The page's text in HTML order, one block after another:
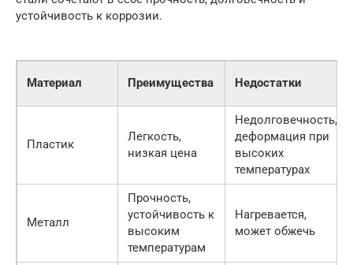
устойчивость к коррозии.
Материал Преимущества Недостатки
Пластик
Легкость,
низкая цена
Недолговечность,
деформация при
высоких
температурах
Металл
Прочность,
устойчивость к
высоким
температурам
Нагревается,
может обжечь